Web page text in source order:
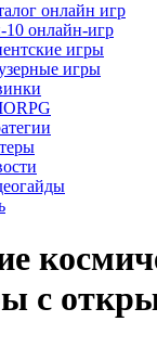
онлайн игр
10 онлайн-игр
игры
игры
с